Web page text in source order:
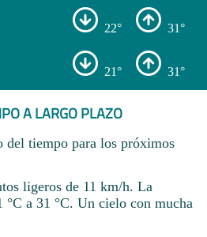
22° 31°
21° 31°
A LARGO PLAZO
del tiempo para los próximos
ligeros de 11 km/h. La
°C a 31 °C. Un cielo con mucha